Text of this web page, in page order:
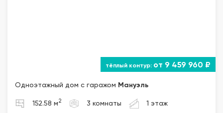
от 9 459 960 ₽
Одноэтажный дом с гаражом Мануэль
152.58 м 2 3 комнаты 1 этаж